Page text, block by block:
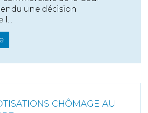
une décision
l...
CHÔMAGE AU